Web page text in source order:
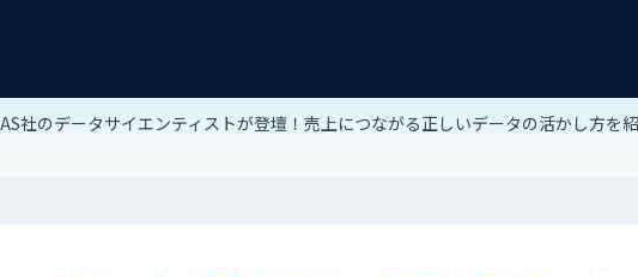
社のデータサイエンティストが登壇！売上につながる正しいデータの活かし方を